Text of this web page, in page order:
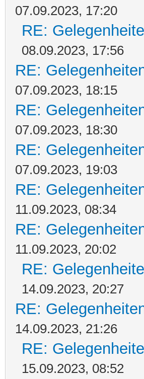
07.09.2023, 17:20
RE:
08.09.2023, 17:56
RE:
07.09.2023, 18:15
RE:
07.09.2023, 18:30
RE:
07.09.2023, 19:03
RE:
11.09.2023, 08:34
RE:
11.09.2023, 20:02
RE:
14.09.2023, 20:27
RE:
14.09.2023, 21:26
RE:
15.09.2023, 08:52